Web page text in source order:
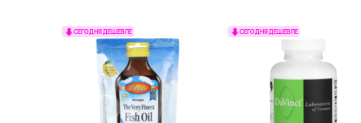
СЕГОДНЯ ДЕШЕВЛЕ СЕГОДНЯ ДЕШЕВЛЕ